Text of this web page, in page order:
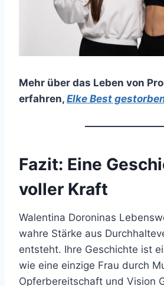
Mehr über das Leben von
erfahren, Elke Best
Fazit: Eine
voller Kraft
Walentina Doroninas
wahre Stärke aus
entsteht. Ihre Geschichte ist
wie eine einzige Frau durch
Opferbereitschaft und Vision